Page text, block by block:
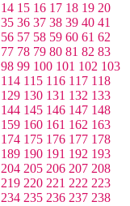
14 15 16 17 18 19 20
35 36 37 38 39 40 41
56 57 58 59 60 61 62
77 78 79 80 81 82 83
98 99 100 101 102 103
114 115 116 117 118
129 130 131 132 133
144 145 146 147 148
159 160 161 162 163
174 175 176 177 178
189 190 191 192 193
204 205 206 207 208
219 220 221 222 223
234 235 236 237 238